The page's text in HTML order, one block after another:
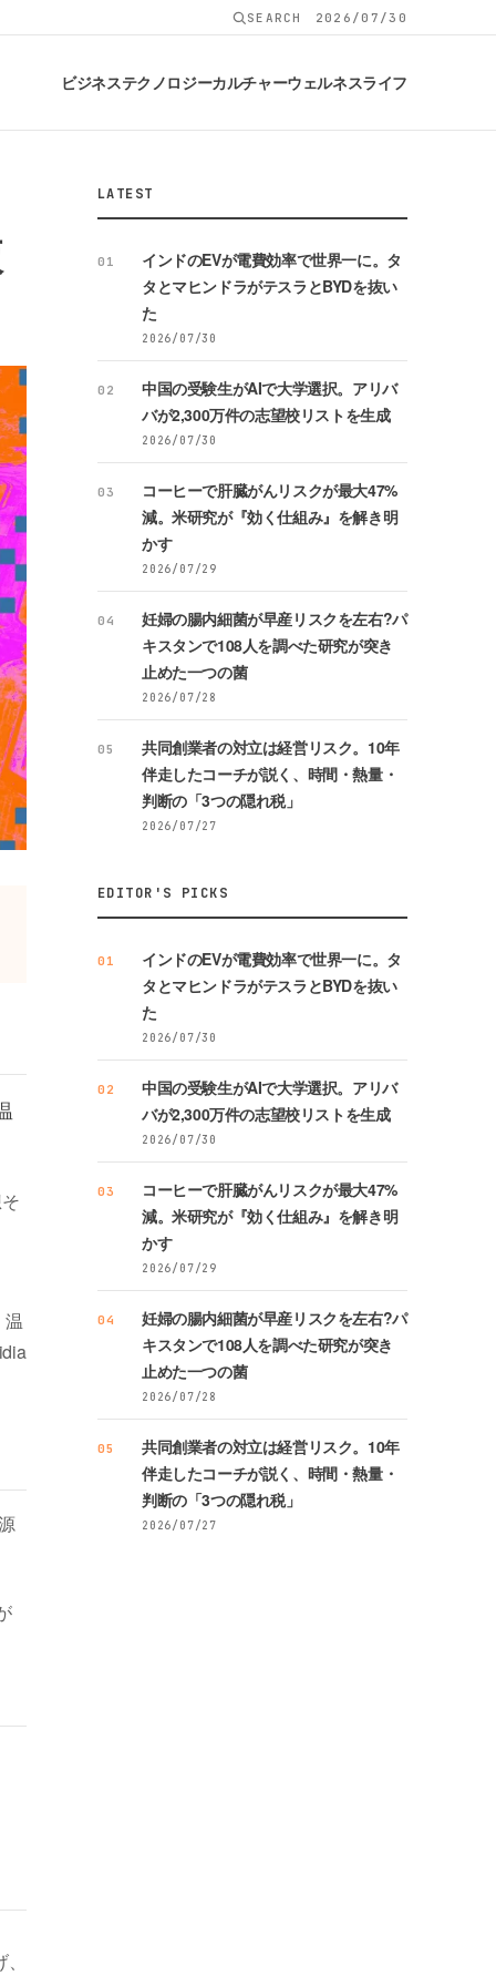
SEARCH 2026/07/30
ビジネステクノロジーカルチャーウェルネスライフ
温
LATEST
01
インドのEVが電費効率で世界一に。タ
タとマヒンドラがテスラとBYDを抜い
た
2026/07/30
02
中国の受験生がAIで大学選択。アリバ
バが2,300万件の志望校リストを生成
2026/07/30
03
コーヒーで肝臓がんリスクが最大47%
減。米研究が『効く仕組み』を解き明
かす
2026/07/29
04
妊婦の腸内細菌が早産リスクを左右?パ
キスタンで108人を調べた研究が突き
止めた一つの菌
2026/07/28
05
共同創業者の対立は経営リスク。10年
伴走したコーチが説く、時間・熱量・
判断の「3つの隠れ税」
2026/07/27
EDITOR'S PICKS
01
インドのEVが電費効率で世界一に。タ
タとマヒンドラがテスラとBYDを抜い
た
2026/07/30
02
中国の受験生がAIで大学選択。アリバ
バが2,300万件の志望校リストを生成
2026/07/30
03
コーヒーで肝臓がんリスクが最大47%
減。米研究が『効く仕組み』を解き明
かす
2026/07/29
04
妊婦の腸内細菌が早産リスクを左右?パ
キスタンで108人を調べた研究が突き
止めた一つの菌
2026/07/28
05
共同創業者の対立は経営リスク。10年
伴走したコーチが説く、時間・熱量・
判断の「3つの隠れ税」
2026/07/27